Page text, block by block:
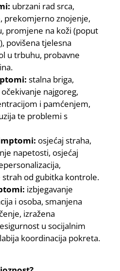
ubrzani rad srca,
prekomjerno znojenje,
promjene na koži (poput
povišena tjelesna
u trbuhu, probavne
stalna briga,
najgoreg,
i pamćenjem,
te problemi s
osjećaj straha,
napetosti, osjećaj
strah od gubitka kontrole.
izbjegavanje
i osoba, smanjena
izražena
u socijalnim
koordinacija pokreta.